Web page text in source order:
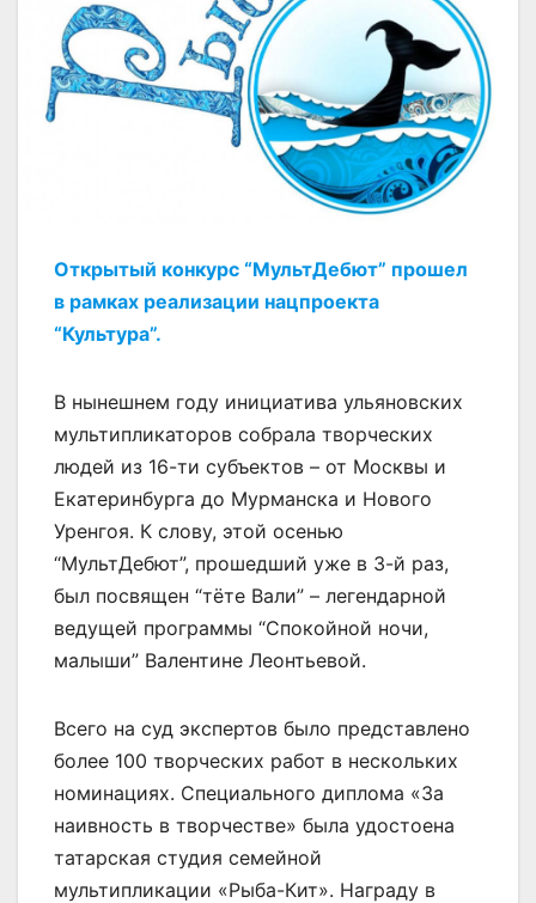
Открытый конкурс “МультДебют” прошел
в рамках реализации нацпроекта
“Культура”.
В нынешнем году инициатива ульяновских
мультипликаторов собрала творческих
людей из 16-ти субъектов – от Москвы и
Екатеринбурга до Мурманска и Нового
Уренгоя. К слову, этой осенью
“МультДебют”, прошедший уже в 3-й раз,
был посвящен “тёте Вали” – легендарной
ведущей программы “Спокойной ночи,
малыши” Валентине Леонтьевой.
Всего на суд экспертов было представлено
более 100 творческих работ в нескольких
номинациях. Специального диплома «За
наивность в творчестве» была удостоена
татарская студия семейной
мультипликации «Рыба-Кит». Награду в